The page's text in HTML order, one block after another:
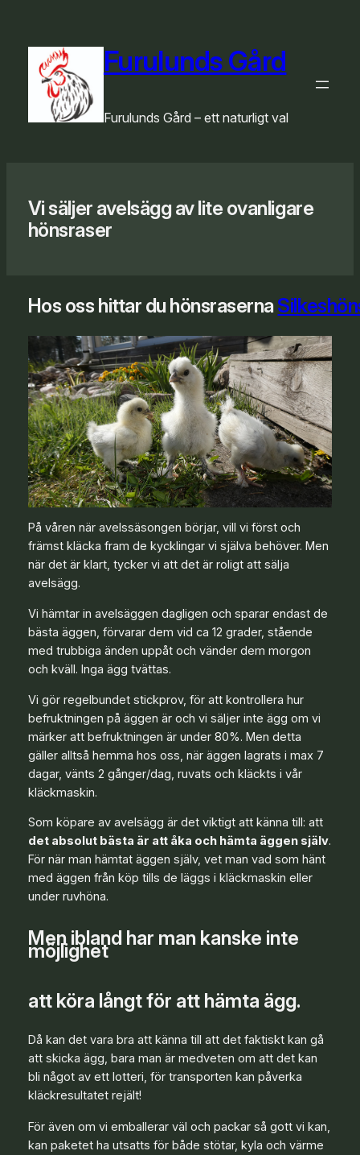
innehåll
Furulunds Gård
Furulunds Gård – ett naturligt val
Vi säljer avelsägg av lite ovanligare
hönsraser
Hos oss hittar du hönsraserna
På våren när avelssäsongen börjar, vill vi först och
främst kläcka fram de kycklingar vi själva behöver. Men
när det är klart, tycker vi att det är roligt att sälja
avelsägg.
Vi hämtar in avelsäggen dagligen och sparar endast de
bästa äggen, förvarar dem vid ca 12 grader, stående
med trubbiga änden uppåt och vänder dem morgon
och kväll. Inga ägg tvättas.
Vi gör regelbundet stickprov, för att kontrollera hur
befruktningen på äggen är och vi säljer inte ägg om vi
märker att befruktningen är under 80%. Men detta
gäller alltså hemma hos oss, när äggen lagrats i max 7
dagar, vänts 2 gånger/dag, ruvats och kläckts i vår
kläckmaskin.
Som köpare av avelsägg är det viktigt att känna till: att
det absolut bästa är att åka och hämta äggen själv.
För när man hämtat äggen själv, vet man vad som hänt
med äggen från köp tills de läggs i kläckmaskin eller
under ruvhöna.
Men ibland har man kanske inte
möjlighet
att köra långt för att hämta ägg.
Då kan det vara bra att känna till att det faktiskt kan gå
att skicka ägg, bara man är medveten om att det kan
bli något av ett lotteri, för transporten kan påverka
kläckresultatet rejält!
För även om vi emballerar väl och packar så gott vi kan,
kan paketet ha utsatts för både stötar, kyla och värme